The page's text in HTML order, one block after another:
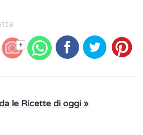
+
le Ricette di oggi »